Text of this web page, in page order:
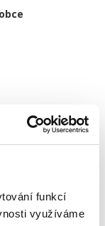
funkcí
využíváme
Průša,a kol.
tisíc